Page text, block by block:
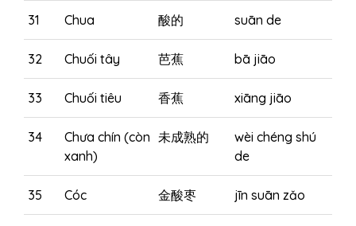
31 Chua 酸的 suān de
32 Chuối tây 芭蕉 bā jiāo
33 Chuối tiêu 香蕉 xiāng jiāo
34
Chưa chín (còn
xanh)
未成熟的
wèi chéng shú
de
35 Cóc 金酸枣 jīn suān zǎo